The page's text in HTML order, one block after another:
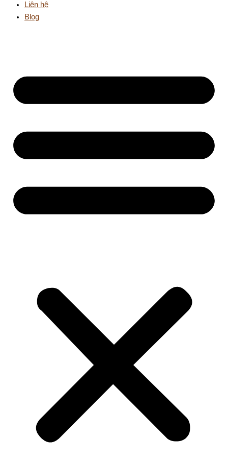
Liên hệ
Blog